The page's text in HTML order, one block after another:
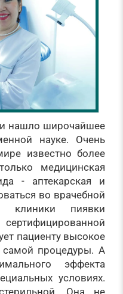
нашло широчайшее
науке. Очень
известно более
медицинская
- аптекарская и
во врачебной
клиники пиявки
пациенту высокое
самой процедуры. А
эффекта
условиях.
Она не